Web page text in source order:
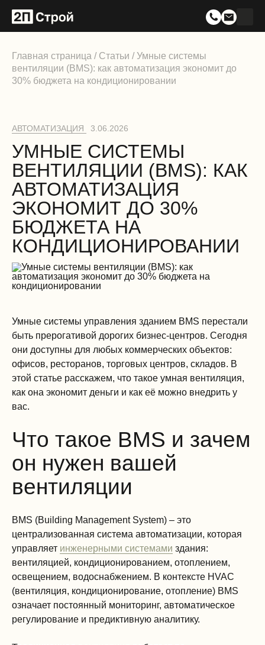
Главная страница / Статьи /Умные системы
вентиляции (BMS): как автоматизация экономит до
30% бюджета на кондиционировании
АВТОМАТИЗАЦИЯ 3.06.2026
УМНЫЕ СИСТЕМЫ
ВЕНТИЛЯЦИИ (BMS): КАК
АВТОМАТИЗАЦИЯ
ЭКОНОМИТ ДО 30%
БЮДЖЕТА НА
КОНДИЦИОНИРОВАНИИ
Умные системы управления зданием BMS перестали
быть прерогативой дорогих бизнес-центров. Сегодня
они доступны для любых коммерческих объектов:
офисов, ресторанов, торговых центров, складов. В
этой статье расскажем, что такое умная вентиляция,
как она экономит деньги и как её можно внедрить у
вас.
Что такое BMS и зачем
он нужен вашей
вентиляции
BMS (Building Management System) – это
централизованная система автоматизации, которая
управляет инженерными системами здания:
вентиляцией, кондиционированием, отоплением,
освещением, водоснабжением. В контексте HVAC
(вентиляция, кондиционирование, отопление) BMS
означает постоянный мониторинг, автоматическое
регулирование и предиктивную аналитику.